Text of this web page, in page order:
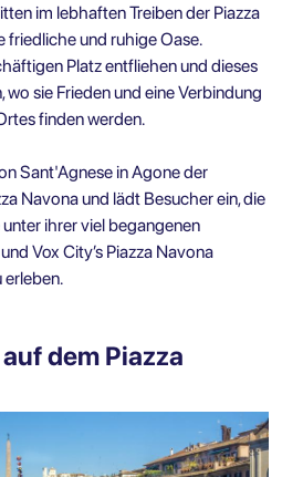
im lebhaften Treiben der Piazza
friedliche und ruhige Oase.
Platz entfliehen und dieses
sie Frieden und eine Verbindung
finden werden.
Sant'Agnese in Agone der
Navona und lädt Besucher ein, die
ihrer viel begangenen
Vox City’s Piazza Navona
dem Piazza